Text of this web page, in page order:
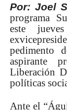
Por: Joel
programa
este
pedimento
aspirante
Liberación
políticas
Ante el